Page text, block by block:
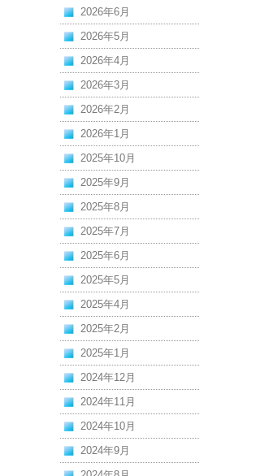
2026年6月
2026年5月
2026年4月
2026年3月
2026年2月
2026年1月
2025年10月
2025年9月
2025年8月
2025年7月
2025年6月
2025年5月
2025年4月
2025年2月
2025年1月
2024年12月
2024年11月
2024年10月
2024年9月